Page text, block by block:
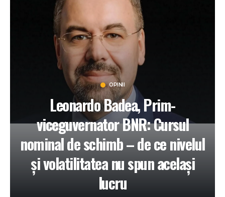
OPINII
Leonardo Badea, Prim-
viceguvernator BNR: Cursul
nominal de schimb – de ce nivelul
și volatilitatea nu spun același
lucru